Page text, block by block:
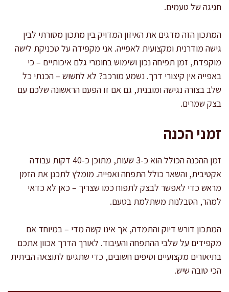
חגיגה של טעמים.
המתכון הזה מדגים את האיזון המדויק בין מתכון מסורתי לבין
גישה מודרנית ומקצועית לאפייה. אני מקפידה על טכניקת לישה
מוקפדת, זמן תפיחה נכון ושימוש בחומרי גלם איכותיים – כי
באפייה אין קיצורי דרך. נשמע מורכב? לא לחשוש – הכנתי כל
שלב בצורה נגישה ומובנית, גם אם זו הפעם הראשונה שלכם עם
בצק שמרים.
זמני הכנה
זמן ההכנה הכולל הוא כ-3 שעות, מתוכן כ-40 דקות עבודה
אקטיבית, והשאר כולל התפחה ואפייה. מומלץ לתכנן את הזמן
מראש כדי לאפשר לבצק לתפוח כמו שצריך – כאן לא כדאי
למהר, הסבלנות משתלמת בטעם.
המתכון דורש דיוק והתמדה, אך אינו קשה מדי – במיוחד אם
מקפידים על שלבי ההתפחה והעיבוד. לאורך הדרך אכוון אתכם
בתיאורים מקצועיים וטיפים חשובים, כדי שתגיעו לתוצאה הביתית
הכי טובה שיש.